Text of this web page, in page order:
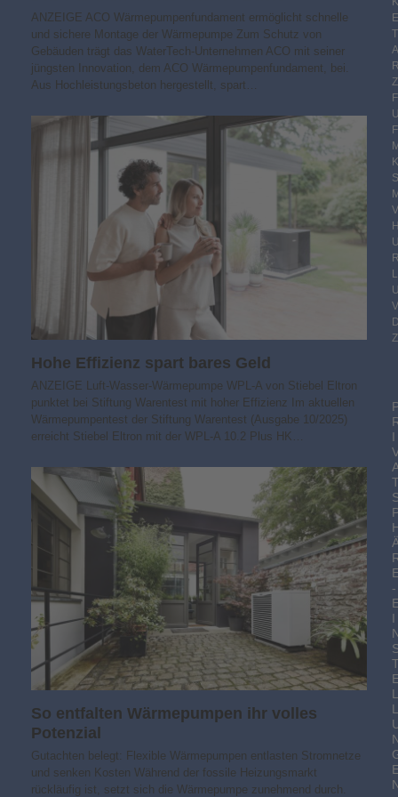
ANZEIGE ACO Wärmepumpenfundament ermöglicht schnelle
und sichere Montage der Wärmepumpe Zum Schutz von
Gebäuden trägt das WaterTech-Unternehmen ACO mit seiner
jüngsten Innovation, dem ACO Wärmepumpenfundament, bei.
Aus Hochleistungsbeton hergestellt, spart…
Hohe Effizienz spart bares Geld
ANZEIGE Luft-Wasser-Wärmepumpe WPL-A von Stiebel Eltron
punktet bei Stiftung Warentest mit hoher Effizienz Im aktuellen
Wärmepumpentest der Stiftung Warentest (Ausgabe 10/2025)
erreicht Stiebel Eltron mit der WPL-A 10.2 Plus HK…
So entfalten Wärmepumpen ihr volles
Potenzial
Gutachten belegt: Flexible Wärmepumpen entlasten Stromnetze
und senken Kosten Während der fossile Heizungsmarkt
rückläufig ist, setzt sich die Wärmepumpe zunehmend durch.
I
-
I
L
L